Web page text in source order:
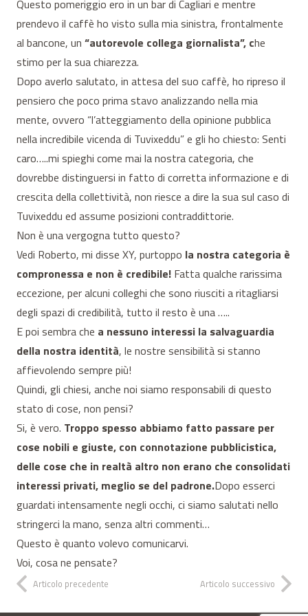
Questo pomeriggio ero in un bar di Cagliari e mentre
prendevo il caffè ho visto sulla mia sinistra, frontalmente
al bancone, un “autorevole collega giornalista”, che
stimo per la sua chiarezza.
Dopo averlo salutato, in attesa del suo caffè, ho ripreso il
pensiero che poco prima stavo analizzando nella mia
mente, ovvero “l’atteggiamento della opinione pubblica
nella incredibile vicenda di Tuvixeddu” e gli ho chiesto: Senti
caro…..mi spieghi come mai la nostra categoria, che
dovrebbe distinguersi in fatto di corretta informazione e di
crescita della collettività, non riesce a dire la sua sul caso di
Tuvixeddu ed assume posizioni contraddittorie.
Non è una vergogna tutto questo?
Vedi Roberto, mi disse XY, purtoppo la nostra categoria è
compronessa e non è credibile! Fatta qualche rarissima
eccezione, per alcuni colleghi che sono riusciti a ritagliarsi
degli spazi di credibilità, tutto il resto è una …..
E poi sembra che a nessuno interessi la salvaguardia
della nostra identità, le nostre sensibilità si stanno
affievolendo sempre più!
Quindi, gli chiesi, anche noi siamo responsabili di questo
stato di cose, non pensi?
Si, è vero. Troppo spesso abbiamo fatto passare per
cose nobili e giuste, con connotazione pubblicistica,
delle cose che in realtà altro non erano che consolidati
interessi privati, meglio se del padrone.Dopo esserci
guardati intensamente negli occhi, ci siamo salutati nello
stringerci la mano, senza altri commenti…
Questo è quanto volevo comunicarvi.
Voi, cosa ne pensate?
Articolo precedente Articolo successivo